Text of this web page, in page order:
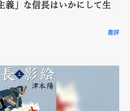
義」な信長はいかにして生
書評